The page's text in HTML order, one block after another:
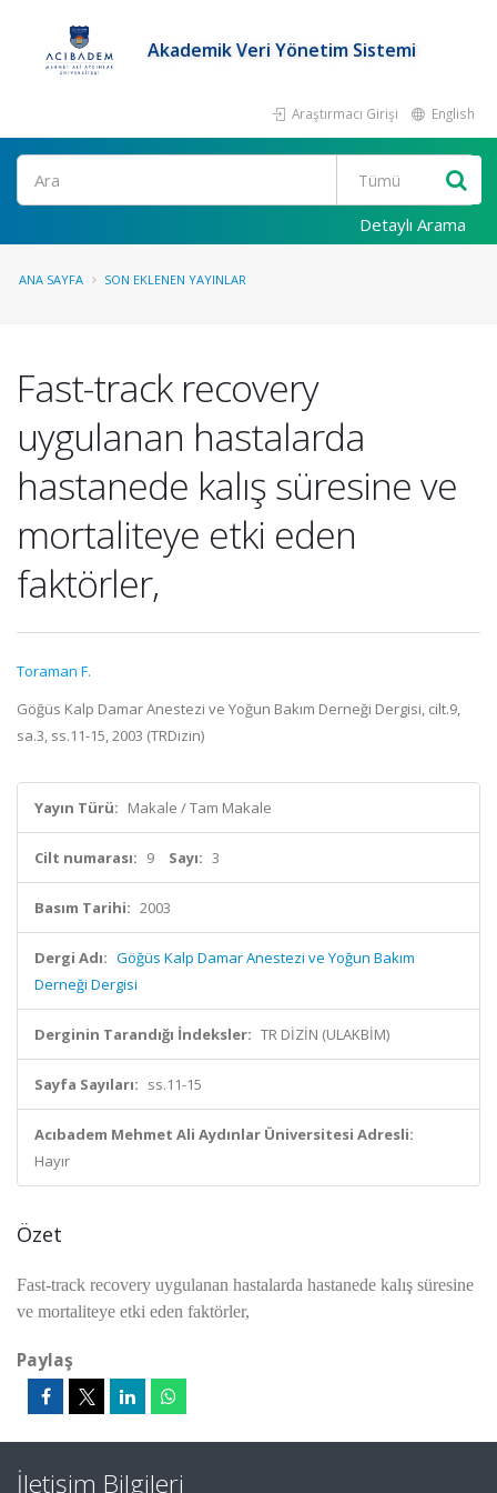
Akademik Veri Yönetim Sistemi
Araştırmacı Girişi English
Ara
Detaylı Arama
ANA SAYFA SON EKLENEN YAYINLAR
Fast-track recovery
uygulanan hastalarda
hastanede kalış süresine ve
mortaliteye etki eden
faktörler,
Toraman F.
Göğüs Kalp Damar Anestezi ve Yoğun Bakım Derneği Dergisi, cilt.9,
sa.3, ss.11-15, 2003 (TRDizin)
Yayın Türü: Makale / Tam Makale
Cilt numarası: 9 Sayı: 3
Basım Tarihi: 2003
Dergi Adı: Göğüs Kalp Damar Anestezi ve Yoğun Bakım
Derneği Dergisi
Derginin Tarandığı İndeksler: TR DİZİN (ULAKBİM)
Sayfa Sayıları: ss.11-15
Acıbadem Mehmet Ali Aydınlar Üniversitesi Adresli:
Hayır
Özet
Fast-track recovery uygulanan hastalarda hastanede kalış süresine
ve mortaliteye etki eden faktörler,
Paylaş
İletişim Bilgileri